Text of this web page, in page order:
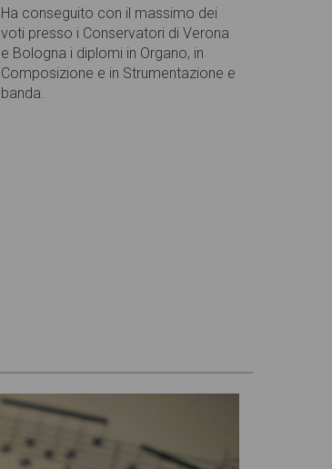
Ha conseguito con il massimo dei
voti presso i Conservatori di Verona
e Bologna i diplomi in Organo, in
Composizione e in Strumentazione e
banda.